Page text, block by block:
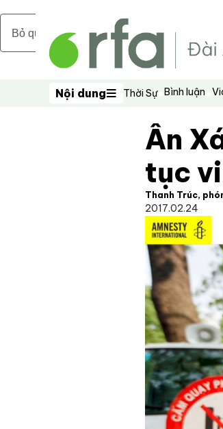
Bỏ qua nội dung chính
Nội dung
Nội dung Thời Sự Bình luận
Ân
tục
Thanh Trúc,
2017.02.24